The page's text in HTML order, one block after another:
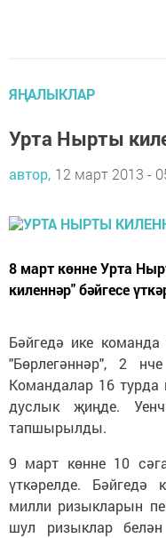
ЯҢАЛЫКЛАР
Урта Нырты
автор, 12 март 2013 -
8 март көнне Урта
киленнәр" бәйгесе
Бәйгедә ике
"Бөрлегәннәр", 2
Командалар 16
дуслык җиңде.
тапшырылды.
9 март көнне 10
үткәрелде. Бәйгедә
милли ризыкларын
шул ризыклар